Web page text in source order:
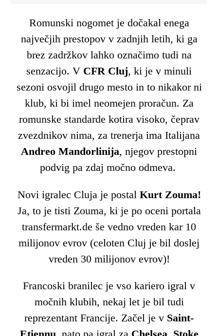
Romunski nogomet je dočakal enega
največjih prestopov v zadnjih letih, ki ga
brez zadržkov lahko označimo tudi na
senzacijo. V CFR Cluj, ki je v minuli
sezoni osvojil drugo mesto in to nikakor ni
klub, ki bi imel neomejen proračun. Za
romunske standarde kotira visoko, čeprav
zvezdnikov nima, za trenerja ima Italijana
Andreo Mandorlinija, njegov prestopni
podvig pa zdaj močno odmeva.
Novi igralec Cluja je postal Kurt Zouma!
Ja, to je tisti Zouma, ki je po oceni portala
transfermarkt.de še vedno vreden kar 10
milijonov evrov (celoten Cluj je bil doslej
vreden 30 milijonov evrov)!
Francoski branilec je vso kariero igral v
močnih klubih, nekaj let je bil tudi
reprezentant Francije. Začel je v Saint-